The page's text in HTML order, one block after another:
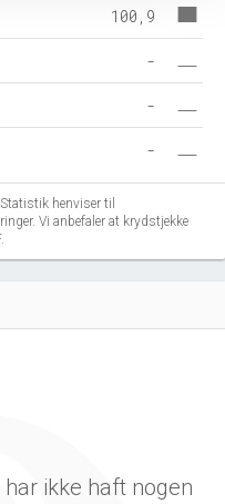
100,9
-
-
-
henviser til
Vi anbefaler at krydstjekke
har ikke haft nogen